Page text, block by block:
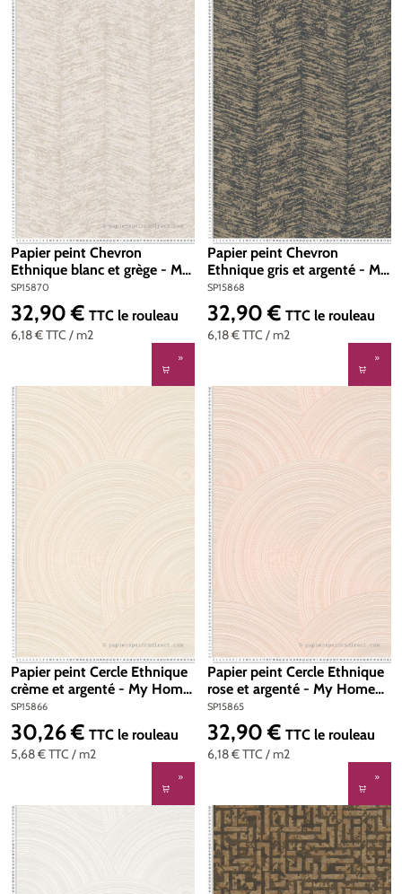
Papier peint Chevron
Ethnique blanc et grège - My
Home My Spa d'A.S. Création
| Réf. SP15870
SP15870
6,18 €TTC / m2
Prix régulier :
32,90 € TTC le rouleau
Papier peint Chevron
Ethnique gris et argenté - My
Home My Spa d'A.S. Création
| Réf. SP15868
SP15868
6,18 €TTC / m2
Prix régulier :
32,90 € TTC le rouleau
Papier peint Cercle Ethnique
crème et argenté - My Home
My Spa d'A.S. Création | Réf.
SP15866
SP15866
5,68 €TTC / m2
Prix régulier :
30,26 € TTC le rouleau
Papier peint Cercle Ethnique
rose et argenté - My Home
My Spa d'A.S. Création | Réf.
SP15865
SP15865
6,18 €TTC / m2
Prix régulier :
32,90 € TTC le rouleau